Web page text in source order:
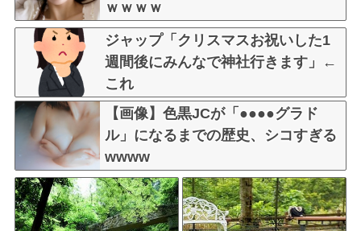
ｗｗｗｗ
ジャップ「クリスマスお祝いした1
週間後にみんなで神社行きます」←
これ
【画像】色黒JCが「●●●●グラド
ル」になるまでの歴史、シコすぎる
wwww